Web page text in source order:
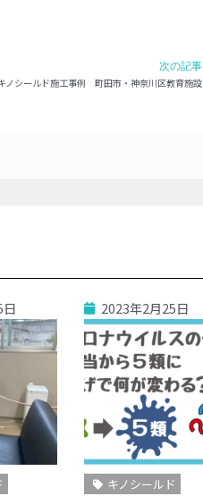
次の記事
ノシールド施工事例 町田市・神奈川区教育施設
2023年2月25日
キノシールド